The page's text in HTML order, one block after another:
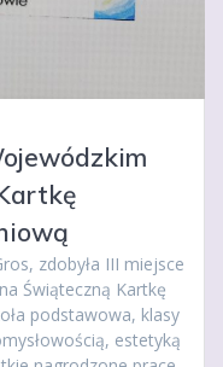
zdobyła III miejsce
Świąteczną Kartkę
podstawowa, klasy
estetyką